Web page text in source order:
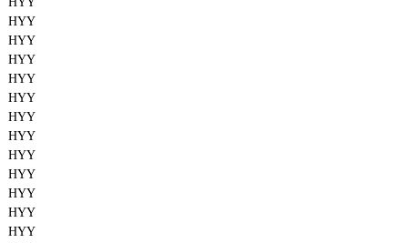
HYY
HYY
HYY
HYY
HYY
HYY
HYY
HYY
HYY
HYY
HYY
HYY